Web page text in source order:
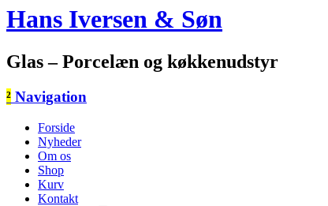
Hans Iversen & Søn
Glas – Porcelæn og køkkenudstyr
² Navigation
Forside
Nyheder
Om os
Shop
Kurv
Kontakt